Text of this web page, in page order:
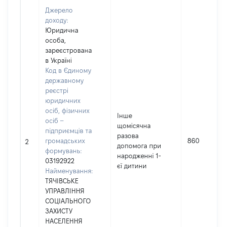
2
Джерело
доходу:
Юридична
особа,
зареєстрована
в Україні
Код в Єдиному
державному
реєстрі
юридичних
осіб, фізичних
осіб –
підприємців та
громадських
формувань:
03192922
Найменування:
ТЯЧІВСЬКЕ
УПРАВЛІННЯ
СОЦІАЛЬНОГО
ЗАХИСТУ
НАСЕЛЕННЯ
Інше
щомісячна
разова
допомога при
народженні 1-
єї дитини
860